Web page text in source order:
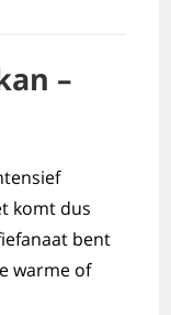
–
komt dus
bent
warme of